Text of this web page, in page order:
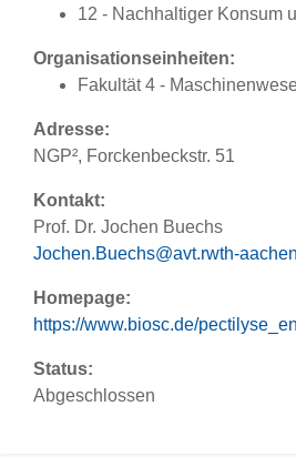
12 - Nachhaltiger Konsum
Organisationseinheiten:
Fakultät 4 -
Adresse:
NGP², Forckenbeckstr. 51
Kontakt:
Prof. Dr. Jochen Buechs
Jochen.Buechs@avt.rwth-
Homepage:
https://www.biosc.de/pectilyse_en
Status:
Abgeschlossen